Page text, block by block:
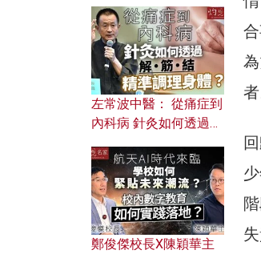
者
的七情六欲？
左常波中醫： 從痛症到
內科病 針灸如何透過解
鄭俊傑校長X陳穎華主